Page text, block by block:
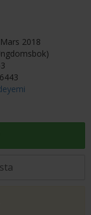
Mars 2018